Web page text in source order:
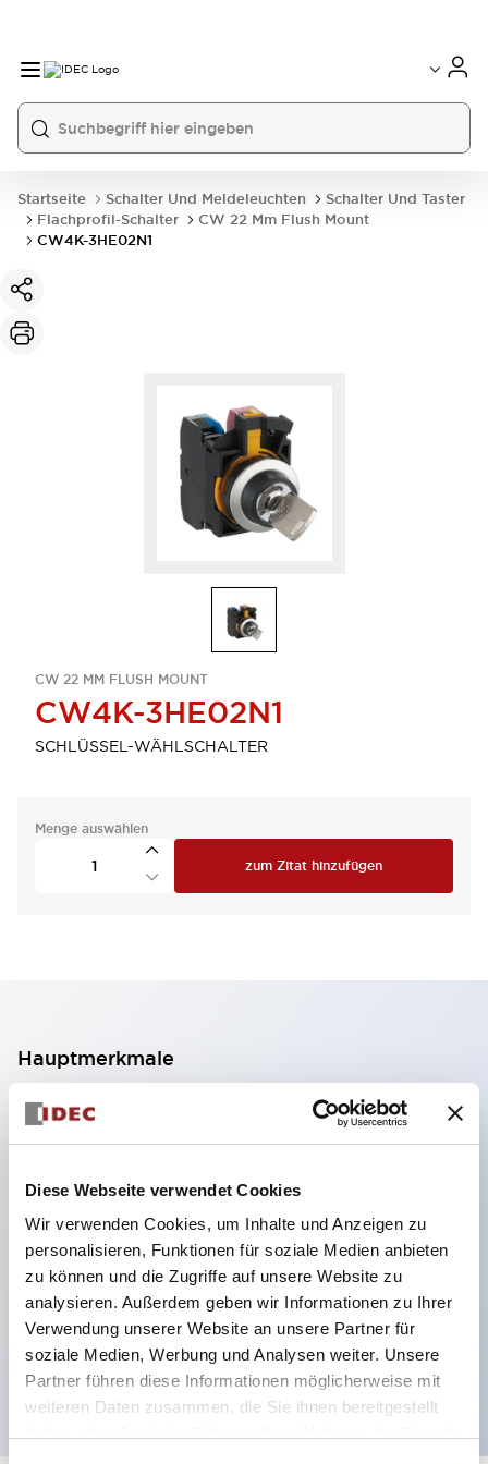
Diese Webseite verwendet Cookies
Wir verwenden Cookies, um Inhalte und Anzeigen zu
personalisieren, Funktionen für soziale Medien anbieten
zu können und die Zugriffe auf unsere Website zu
analysieren. Außerdem geben wir Informationen zu Ihrer
Verwendung unserer Website an unsere Partner für
soziale Medien, Werbung und Analysen weiter. Unsere
Partner führen diese Informationen möglicherweise mit
weiteren Daten zusammen, die Sie ihnen bereitgestellt
Startseite Schalter Und Meldeleuchten
Schalter Und Taster
Flachprofil-Schalter
CW 22 Mm Flush Mount
CW4K-3HE02N1
CW 22 MM FLUSH MOUNT
CW4K-3HE02N1
SCHLÜSSEL-WÄHLSCHALTER
Menge auswählen
zum Zitat hinzufügen
Hauptmerkmale
2-Kontakt-Block mit 2 Stufen, ermöglicht eine 4-
Kontakt-Konfiguration (Gewährleistung der
Isolierung zwischen den 2 Kontakten).
59,9 mm (※ 22-stufiger Kontaktblock).
Platzsparendes Design möglich.
Sicherheitsstruktur der 3. Generation: 2-Aktions-
Freisetzung, integrierter Schutz, IP20-
Fingerschutzstruktur